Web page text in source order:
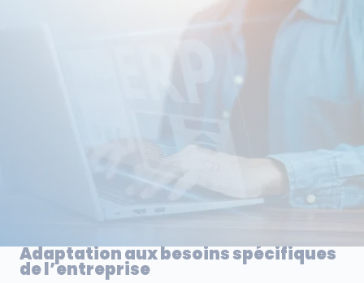
Adaptation aux besoins spécifiques
de l’entreprise